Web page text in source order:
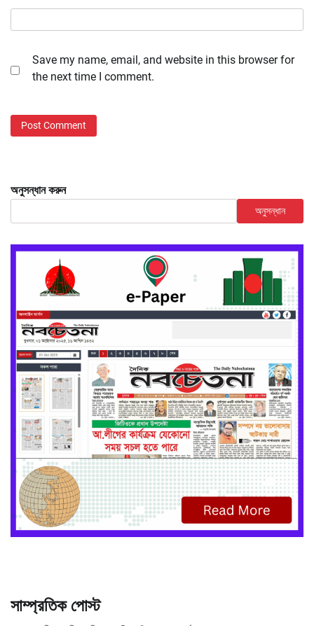
Save my name, email, and website in this browser for
the next time I comment.
অনুসন্ধান করুন
অনুসন্ধান
সাম্প্রতিক পোস্ট